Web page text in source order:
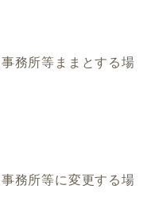
務所等ままとする場
務所等に変更する場